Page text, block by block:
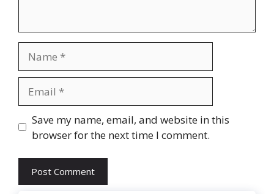
Website
Save my name, email, and website in this
browser for the next time I comment.